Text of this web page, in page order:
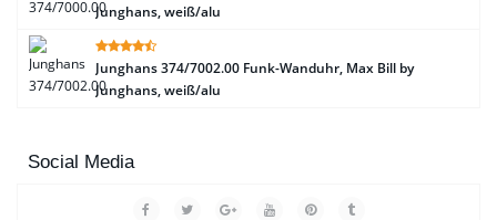
Junghans, weiß/alu
Junghans 374/7002.00 Funk-Wanduhr, Max Bill by
Junghans, weiß/alu
Social Media